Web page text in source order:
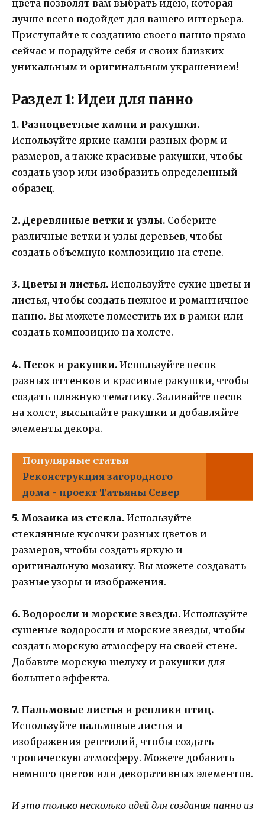
цвета позволят вам выбрать идею, которая
лучше всего подойдет для вашего интерьера.
Приступайте к созданию своего панно прямо
сейчас и порадуйте себя и своих близких
уникальным и оригинальным украшением!
Раздел 1: Идеи для панно
1. Разноцветные камни и ракушки.
Используйте яркие камни разных форм и
размеров, а также красивые ракушки, чтобы
создать узор или изобразить определенный
образец.
2. Деревянные ветки и узлы. Соберите
различные ветки и узлы деревьев, чтобы
создать объемную композицию на стене.
3. Цветы и листья. Используйте сухие цветы и
листья, чтобы создать нежное и романтичное
панно. Вы можете поместить их в рамки или
создать композицию на холсте.
4. Песок и ракушки. Используйте песок
разных оттенков и красивые ракушки, чтобы
создать пляжную тематику. Заливайте песок
на холст, высыпайте ракушки и добавляйте
элементы декора.
Популярные статьи
Реконструкция загородного
дома - проект Татьяны Север
5. Мозаика из стекла. Используйте
стеклянные кусочки разных цветов и
размеров, чтобы создать яркую и
оригинальную мозаику. Вы можете создавать
разные узоры и изображения.
6. Водоросли и морские звезды. Используйте
сушеные водоросли и морские звезды, чтобы
создать морскую атмосферу на своей стене.
Добавьте морскую шелуху и ракушки для
большего эффекта.
7. Пальмовые листья и реплики птиц.
Используйте пальмовые листья и
изображения рептилий, чтобы создать
тропическую атмосферу. Можете добавить
немного цветов или декоративных элементов.
И это только несколько идей для создания панно из